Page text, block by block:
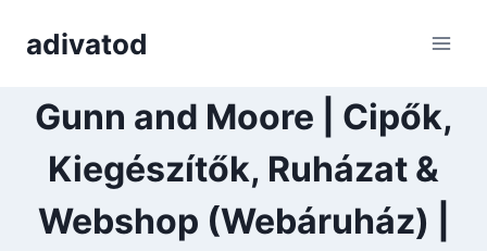
adivatod
Gunn and Moore | Cipők,
Kiegészítők, Ruházat &
Webshop (Webáruház) |